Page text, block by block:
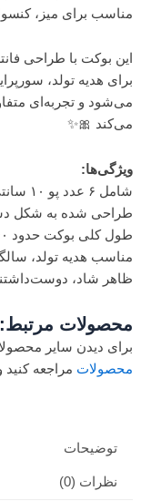
مناسب برای میز،
این بوکت با طراحی
برای هدیه تولد،
می‌شود و تجربه‌ای
می‌کند 🎀✨
ویژگی‌ها:
شامل ۶ عدد پو ۱۰ سانتی
طراحی شده به شکل
طول کلی بوکت حدود ۶۰ سانتی‌متر
مناسب هدیه تولد،
ظاهر شاد،
محصولات مرتبط:
برای دیدن سایر
محصولات مراجعه
توضیحات
نظرات (0)